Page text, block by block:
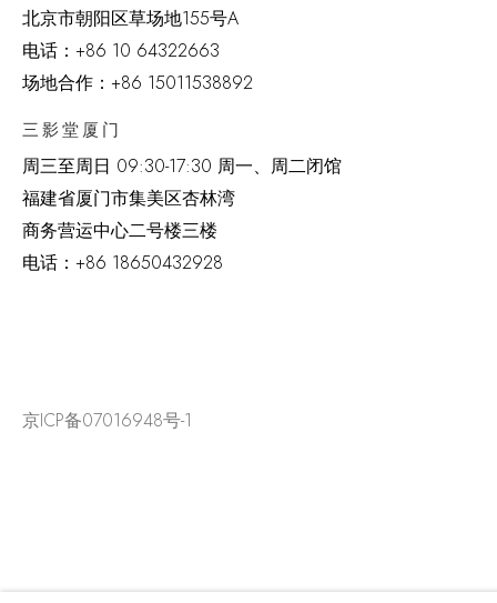
北京市朝阳区草场地155号A
电话： +86 10 64322663
场地合作：+86 15011538892
三影堂厦门
周三至周日 09:30-17:30 周一、周二闭馆
福建省厦门市集美区杏林湾
商务营运中心二号楼三楼
电话： +86 18650432928
京ICP备07016948号-1